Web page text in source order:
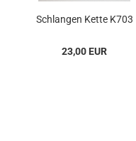
Schlan­gen Kette K703
23,00 EUR